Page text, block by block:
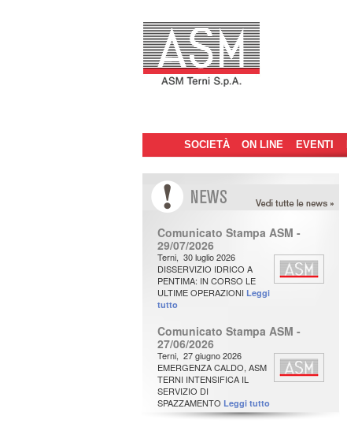
principale
Vai
al
contenuto
principale
Vai
al
contenuto
secondario
SOCIETÀ ON LINE EVENTI
Comunicato Stampa ASM -
29/07/2026
Terni, 30 luglio 2026
DISSERVIZIO IDRICO A
PENTIMA: IN CORSO LE
ULTIME OPERAZIONI Leggi
tutto
Comunicato Stampa ASM -
27/06/2026
Terni, 27 giugno 2026
EMERGENZA CALDO, ASM
TERNI INTENSIFICA IL
SERVIZIO DI
SPAZZAMENTO Leggi tutto